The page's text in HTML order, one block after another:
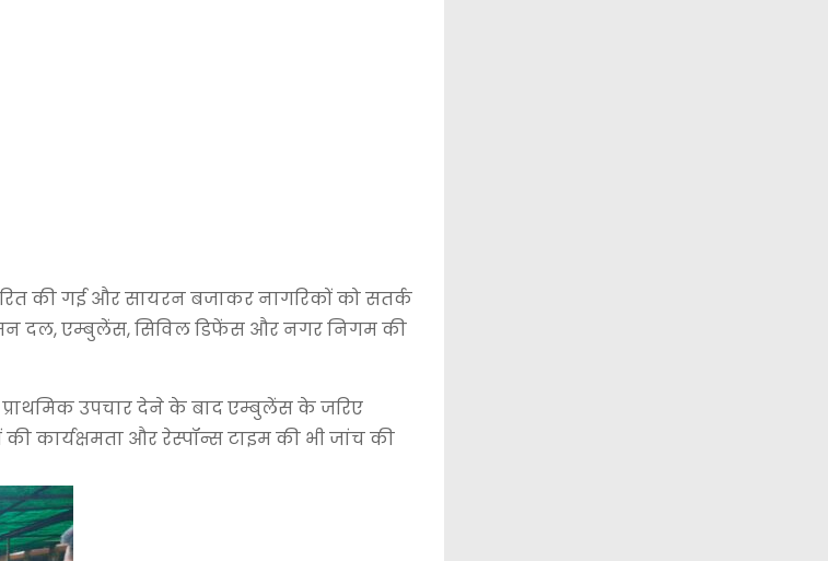
की गई और सायरन बजाकर नागरिकों को सतर्क
दल, एम्बुलेंस, सिविल डिफेंस और नगर निगम की
उपचार देने के बाद एम्बुलेंस के जरिए
कार्यक्षमता और रेस्पॉन्स टाइम की भी जांच की